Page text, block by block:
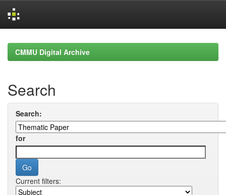
navigationCMMU Digital Archive
Search
Search:
for
Current filters: